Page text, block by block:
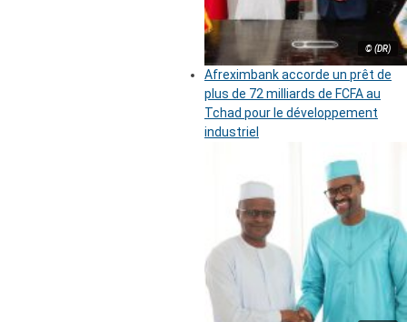
© (DR)
Afreximbank accorde un prêt de
plus de 72 milliards de FCFA au
Tchad pour le développement
industriel